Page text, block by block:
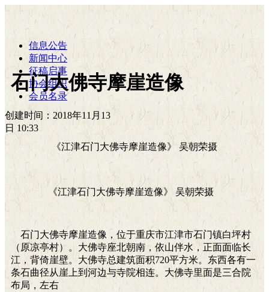
信息公告
新闻中心
征稿启事
协会组织
会员名录
石门大佛寺摩崖造像
创建时间： 2018年11月13
日 10:33
《江津石门大佛寺摩崖造像》 吴朝荣摄
《江津石门大佛寺摩崖造像》 吴朝荣摄
石门大佛寺摩崖造像，位于重庆市江津市石门镇白坪村
（原凉亭村）。大佛寺座北朝南，依山伴水，正面面临长
江，背倚崖壁。大佛寺总建筑面积720平方米。东西各有一
条石曲径从崖上到河边与寺院相连。大佛寺里面是三合院
布局，左右